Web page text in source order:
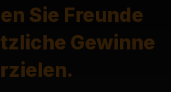
Sie Freunde
Gewinne